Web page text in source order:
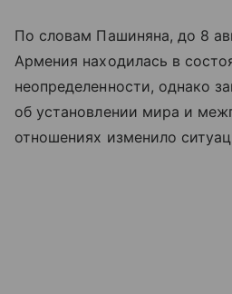
По словам Пашиняна, до 8
Армения находилась в
неопределенности, однако
об установлении мира и
отношениях изменило